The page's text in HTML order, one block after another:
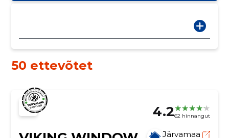
50 ettevõtet
4.262 hinnangut
Järvamaa